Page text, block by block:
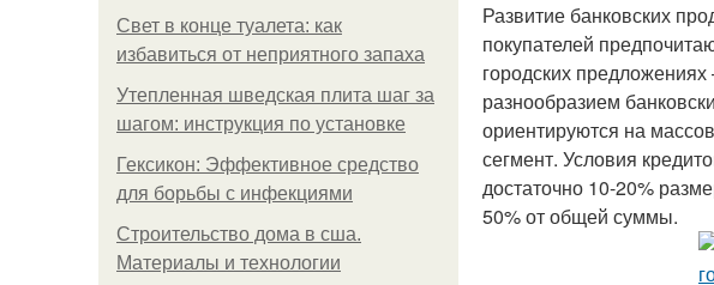
Свет в конце туалета: как
избавиться от неприятного запаха
Утепленная шведская плита шаг за
шагом: инструкция по установке
Гексикон: Эффективное средство
для борьбы с инфекциями
Строительство дома в сша.
Материалы и технологии
Развитие банковских
покупателей
городских
разнообразием
ориентируются на
сегмент. Условия
достаточно 10-20%
50% от общей суммы.